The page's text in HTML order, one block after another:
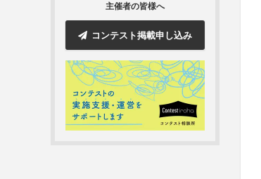
主催者の皆様へ
コンテスト掲載申し込み